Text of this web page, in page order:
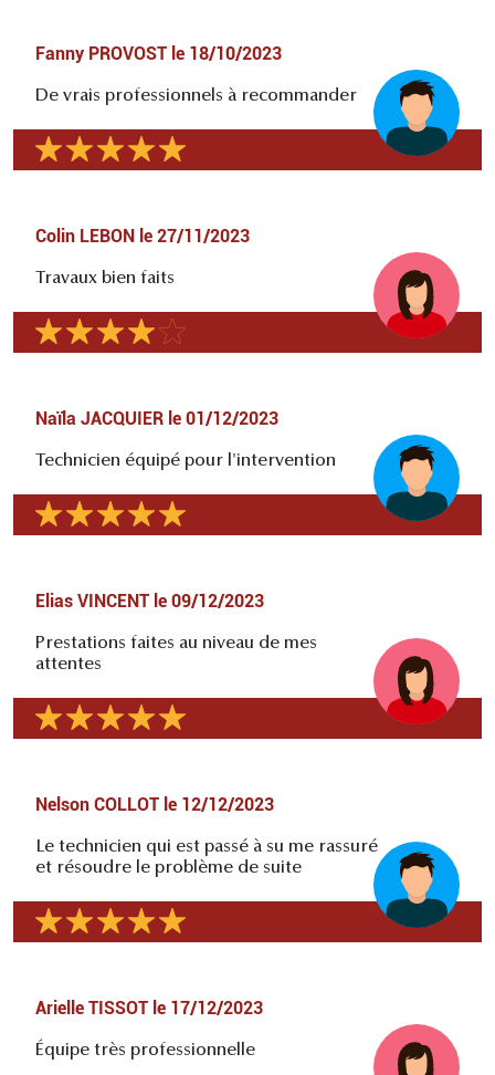
Fanny PROVOST le 18/10/2023
De vrais professionnels à recommander
Colin LEBON le 27/11/2023
Travaux bien faits
Naïla JACQUIER le 01/12/2023
Technicien équipé pour l'intervention
Elias VINCENT le 09/12/2023
Prestations faites au niveau de mes
attentes
Nelson COLLOT le 12/12/2023
Le technicien qui est passé à su me rassuré
et résoudre le problème de suite
Arielle TISSOT le 17/12/2023
Équipe très professionnelle